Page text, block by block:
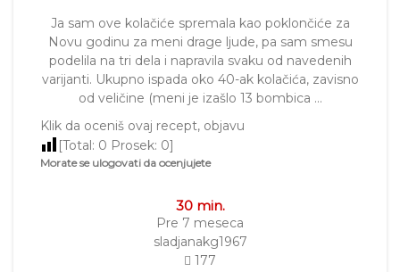
Ja sam ove kolačiće spremala kao poklončiće za
Novu godinu za meni drage ljude, pa sam smesu
podelila na tri dela i napravila svaku od navedenih
varijanti. Ukupno ispada oko 40-ak kolačića, zavisno
od veličine (meni je izašlo 13 bombica …
Klik da oceniš ovaj recept, objavu
[Total: 0 Prosek: 0]
Morate se ulogovati da ocenjujete
30 min.
Pre 7 meseca
sladjanakg1967
177